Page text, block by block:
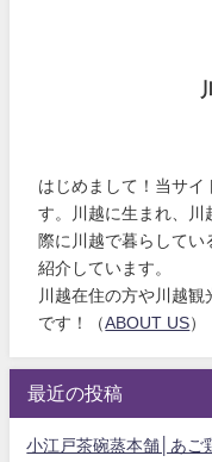
はじめまして！当サイ
す。川越に生まれ、川
際に川越で暮らして
紹介しています。
川越在住の方や川越
です！（ABOUT US）
最近の投稿
小江戸茶碗蒸本舗│あご